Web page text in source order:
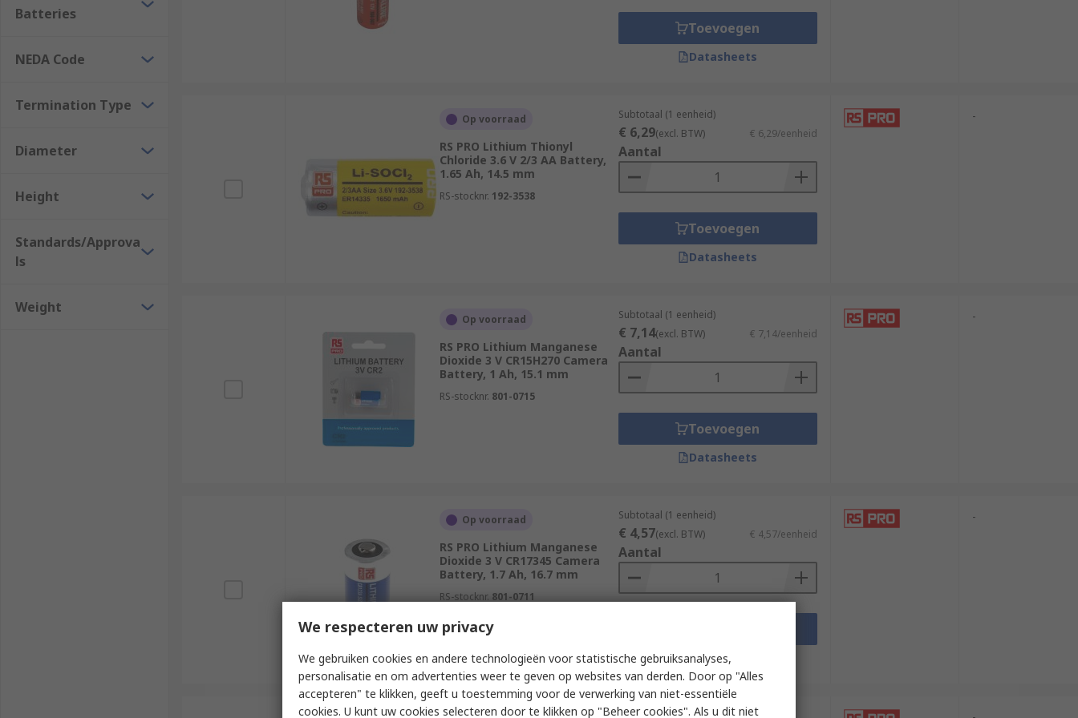
Batteries
NEDA Code
Termination Type
Diameter
Height
Standards/Approva
ls
Weight
Toevoegen
Datasheets
Op voorraad
RS PRO Lithium Thionyl
Chloride 3.6 V 2/3 AA Battery,
1.65 Ah, 14.5 mm
RS-stocknr. 192-3538
Subtotaal (1 eenheid)
€ 6,29(excl. BTW) € 6,29/eenheid
Aantal
Toevoegen
Datasheets
-
Op voorraad
RS PRO Lithium Manganese
Dioxide 3 V CR15H270 Camera
Battery, 1 Ah, 15.1 mm
RS-stocknr. 801-0715
Subtotaal (1 eenheid)
€ 7,14(excl. BTW) € 7,14/eenheid
Aantal
Toevoegen
Datasheets
-
Op voorraad
RS PRO Lithium Manganese
Dioxide 3 V CR17345 Camera
Battery, 1.7 Ah, 16.7 mm
RS-stocknr. 801-0711
Subtotaal (1 eenheid)
€ 4,57(excl. BTW) € 4,57/eenheid
Aantal
Datasheets
-
Subtotaal (1 eenheid)
We respecteren uw privacy
We gebruiken cookies en andere technologieën voor statistische gebruiksanalyses,
personalisatie en om advertenties weer te geven op websites van derden. Door op "Alles
accepteren" te klikken, geeft u toestemming voor de verwerking van niet-essentiële
cookies. U kunt uw cookies selecteren door te klikken op "Beheer cookies". Als u dit niet